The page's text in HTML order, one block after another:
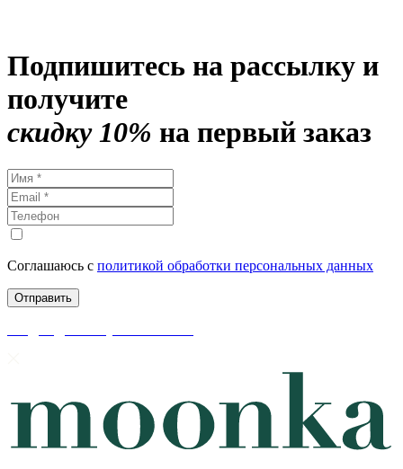
Подпишитесь на рассылку и
получите
скидку 10% на первый заказ
Соглашаюсь с политикой обработки персональных данных